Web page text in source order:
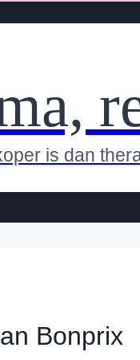
is dan
Bonprix